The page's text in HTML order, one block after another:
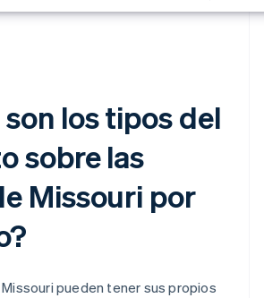
los tipos del
sobre las
Missouri por
pueden tener sus propios